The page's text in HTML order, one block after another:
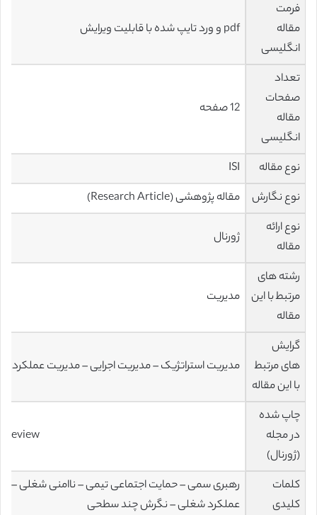
فرمت
مقاله
انگلیسی
pdf و ورد تایپ شده با قابلیت ویرایش
تعداد
صفحات
مقاله
انگلیسی
12 صفحه
نوع مقاله
ISI
نوع نگارش
مقاله پژوهشی (Research Article)
نوع ارائه
مقاله
ژورنال
رشته های
مرتبط با این
مقاله
مدیریت
گرایش
های مرتبط
با این مقاله
مدیریت استراتژیک – مدیریت اجرایی – مدیریت عملکرد
چاپ شده
در مجله
(ژورنال)
Review
کلمات
کلیدی
رهبری سمی – حمایت اجتماعی تیمی – ناامنی شغلی –
عملکرد شغلی – نگرش چند سطحی